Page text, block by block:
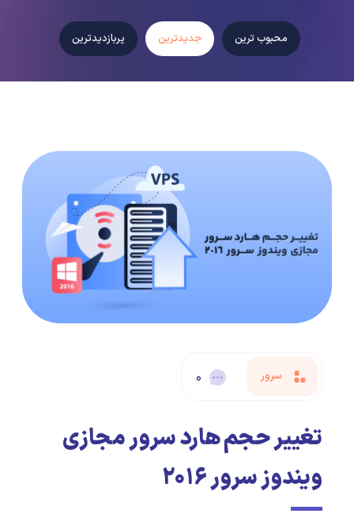
محبوب ترین جدیدترین پربازدیدترین
سرور ۰
تغییر حجم هارد سرور مجازی
ویندوز سرور ۲۰۱۶